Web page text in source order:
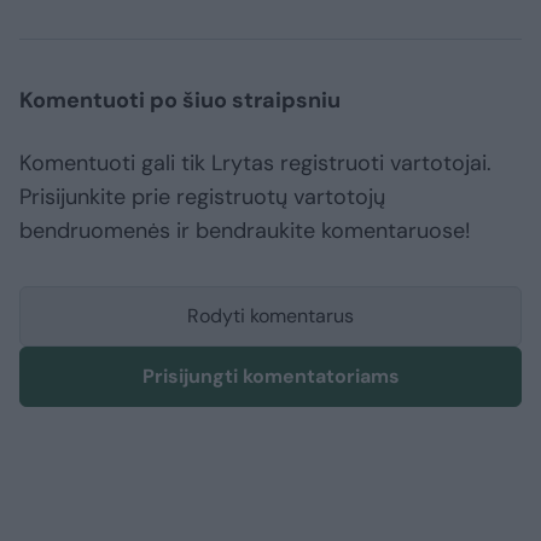
Komentuoti po šiuo straipsniu
Komentuoti gali tik Lrytas registruoti vartotojai.
Prisijunkite prie registruotų vartotojų
bendruomenės ir bendraukite komentaruose!
Rodyti komentarus
Prisijungti komentatoriams